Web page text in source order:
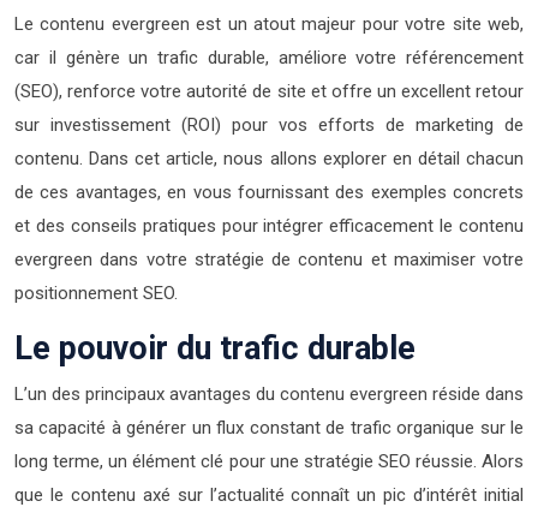
Le contenu evergreen est un atout majeur pour votre site web,
car il génère un trafic durable, améliore votre référencement
(SEO), renforce votre autorité de site et offre un excellent retour
sur investissement (ROI) pour vos efforts de marketing de
contenu. Dans cet article, nous allons explorer en détail chacun
de ces avantages, en vous fournissant des exemples concrets
et des conseils pratiques pour intégrer efficacement le contenu
evergreen dans votre stratégie de contenu et maximiser votre
positionnement SEO.
Le pouvoir du trafic durable
L’un des principaux avantages du contenu evergreen réside dans
sa capacité à générer un flux constant de trafic organique sur le
long terme, un élément clé pour une stratégie SEO réussie. Alors
que le contenu axé sur l’actualité connaît un pic d’intérêt initial